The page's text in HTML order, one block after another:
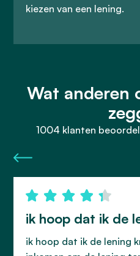
kiezen van een lening.
Wat anderen
1004 klanten
ik hoop dat ik de
ik hoop dat ik de lening